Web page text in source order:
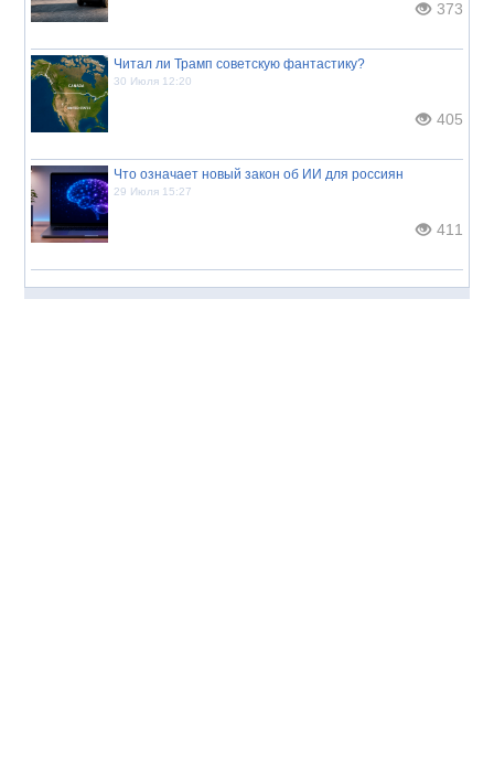
373
Читал ли Трамп советскую фантастику?
30 Июля 12:20
405
Что означает новый закон об ИИ для россиян
29 Июля 15:27
411